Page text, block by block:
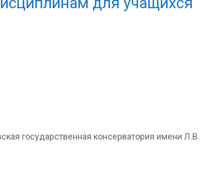
государственная консерватория имени Л.В.